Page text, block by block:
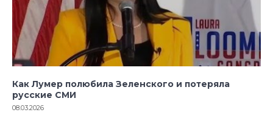
Как Лумер полюбила Зеленского и потеряла
русские СМИ
08.03.2026